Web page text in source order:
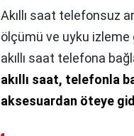
Akıllı saat telefonsuz
ölçümü ve uyku
akıllı saat telefona
akıllı saat, telefonla
aksesuardan öteye